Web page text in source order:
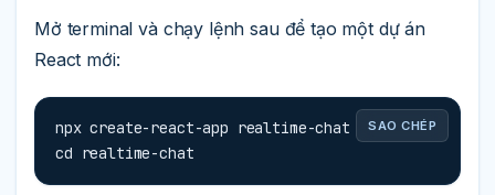
Mở terminal và chạy lệnh sau để tạo một dự án
React mới:
SAO CHÉP
npx create-react-app realtime-chat
cd realtime-chat